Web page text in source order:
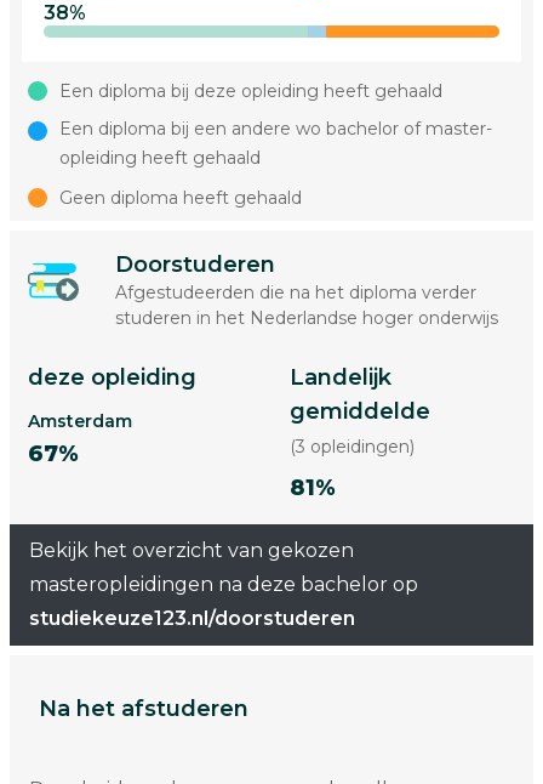
38%
Een diploma bij deze opleiding heeft gehaald
Een diploma bij een andere wo bachelor of master-
opleiding heeft gehaald
Geen diploma heeft gehaald
Doorstuderen
Afgestudeerden die na het diploma verder
studeren in het Nederlandse hoger onderwijs
deze opleiding
Amsterdam
67%
Landelijk
gemiddelde
(3 opleidingen)
81%
Bekijk het overzicht van gekozen
masteropleidingen na deze bachelor op
studiekeuze123.nl/doorstuderen
Na het afstuderen